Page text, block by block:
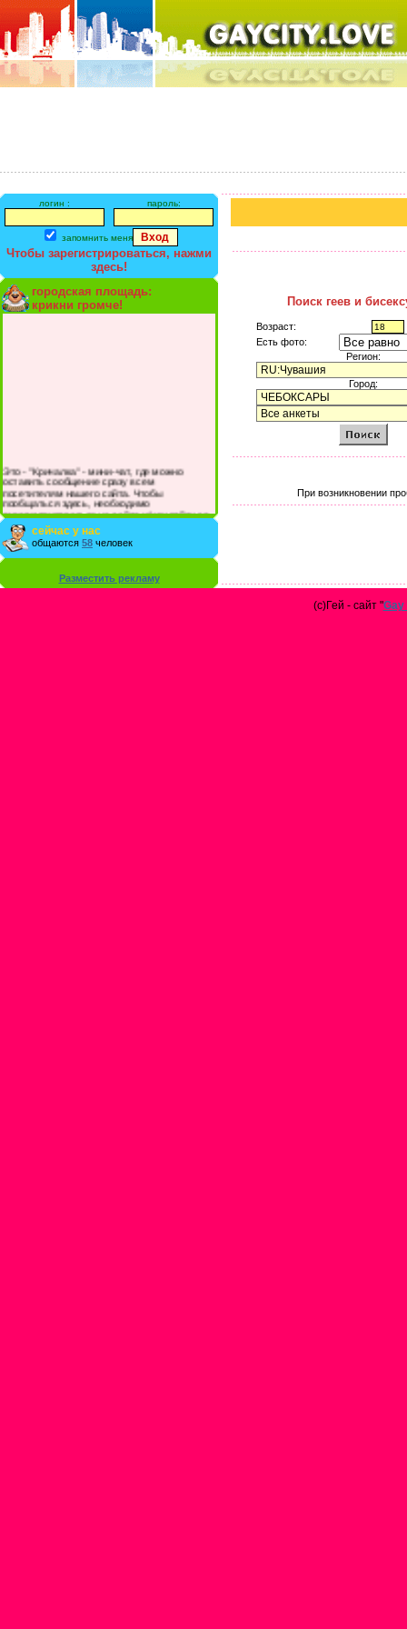
логин : пароль:
запомнить меня
Чтобы зарегистрироваться, нажми
здесь!
городская площадь:
крикни громче!
Это - "Кричалка" - мини-чат, где можно
оставить сообщение сразу всем
посетителям нашего сайта. Чтобы
пообщаться здесь, необходимо
зарегистрироваться на сайте и/или войти со
своими логином и паролем.
сейчас у нас
общаются 58 человек
Разместить рекламу
Поиск геев и
Возраст:
Есть фото:
Регион:
Город:
При возникновении
(с)Гей - сайт "Gay